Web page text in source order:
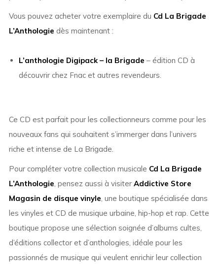
Vous pouvez acheter votre exemplaire du Cd La Brigade
L’Anthologie dès maintenant :
L’anthologie Digipack – la Brigade – édition CD à
découvrir chez Fnac et autres revendeurs.
Ce CD est parfait pour les collectionneurs comme pour les
nouveaux fans qui souhaitent s’immerger dans l’univers
riche et intense de La Brigade.
Pour compléter votre collection musicale Cd La Brigade
L’Anthologie, pensez aussi à visiter Addictive Store
Magasin de disque vinyle, une boutique spécialisée dans
les vinyles et CD de musique urbaine, hip-hop et rap. Cette
boutique propose une sélection soignée d’albums cultes,
d’éditions collector et d’anthologies, idéale pour les
passionnés de musique qui veulent enrichir leur collection